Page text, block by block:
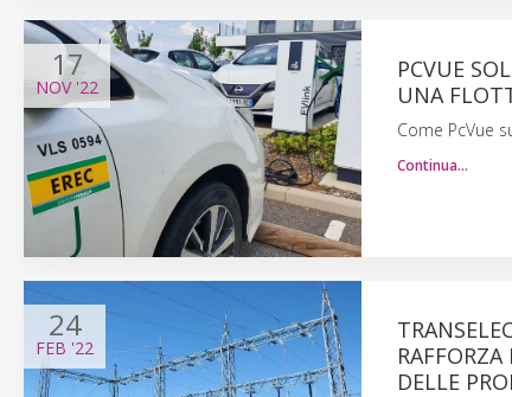
17
NOV'22
PCVUE
UNA
Come PcVue
Continua…
24
FEB '22
DELLE